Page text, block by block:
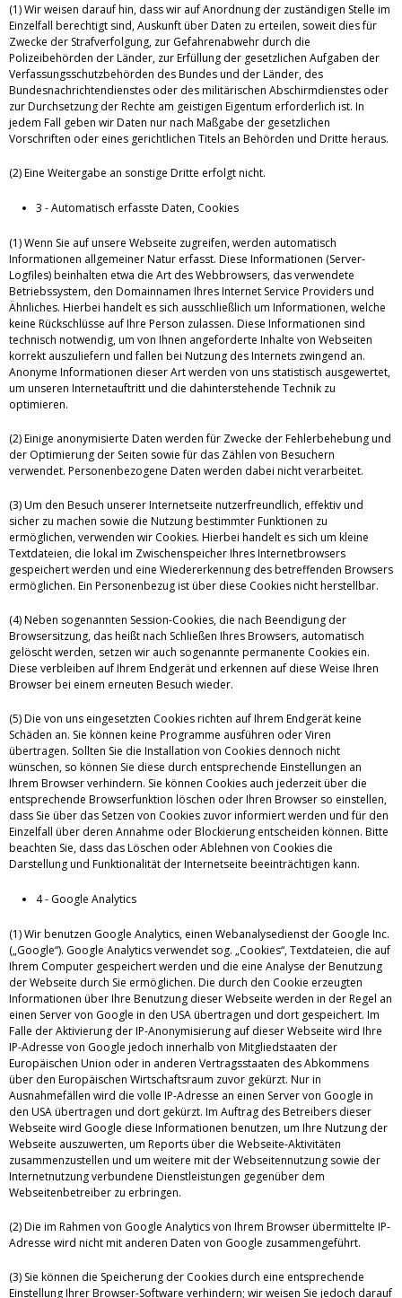
(1) Wir weisen darauf hin, dass wir auf Anordnung der zuständigen Stelle im
Einzelfall berechtigt sind, Auskunft über Daten zu erteilen, soweit dies für
Zwecke der Strafverfolgung, zur Gefahrenabwehr durch die
Polizeibehörden der Länder, zur Erfüllung der gesetzlichen Aufgaben der
Verfassungsschutzbehörden des Bundes und der Länder, des
Bundesnachrichtendienstes oder des militärischen Abschirmdienstes oder
zur Durchsetzung der Rechte am geistigen Eigentum erforderlich ist. In
jedem Fall geben wir Daten nur nach Maßgabe der gesetzlichen
Vorschriften oder eines gerichtlichen Titels an Behörden und Dritte heraus.
(2) Eine Weitergabe an sonstige Dritte erfolgt nicht.
3 - Automatisch erfasste Daten, Cookies
(1) Wenn Sie auf unsere Webseite zugreifen, werden automatisch
Informationen allgemeiner Natur erfasst. Diese Informationen (Server-
Logfiles) beinhalten etwa die Art des Webbrowsers, das verwendete
Betriebssystem, den Domainnamen Ihres Internet Service Providers und
Ähnliches. Hierbei handelt es sich ausschließlich um Informationen, welche
keine Rückschlüsse auf Ihre Person zulassen. Diese Informationen sind
technisch notwendig, um von Ihnen angeforderte Inhalte von Webseiten
korrekt auszuliefern und fallen bei Nutzung des Internets zwingend an.
Anonyme Informationen dieser Art werden von uns statistisch ausgewertet,
um unseren Internetauftritt und die dahinterstehende Technik zu
optimieren.
(2) Einige anonymisierte Daten werden für Zwecke der Fehlerbehebung und
der Optimierung der Seiten sowie für das Zählen von Besuchern
verwendet. Personenbezogene Daten werden dabei nicht verarbeitet.
(3) Um den Besuch unserer Internetseite nutzerfreundlich, effektiv und
sicher zu machen sowie die Nutzung bestimmter Funktionen zu
ermöglichen, verwenden wir Cookies. Hierbei handelt es sich um kleine
Textdateien, die lokal im Zwischenspeicher Ihres Internetbrowsers
gespeichert werden und eine Wiedererkennung des betreffenden Browsers
ermöglichen. Ein Personenbezug ist über diese Cookies nicht herstellbar.
(4) Neben sogenannten Session-Cookies, die nach Beendigung der
Browsersitzung, das heißt nach Schließen Ihres Browsers, automatisch
gelöscht werden, setzen wir auch sogenannte permanente Cookies ein.
Diese verbleiben auf Ihrem Endgerät und erkennen auf diese Weise Ihren
Browser bei einem erneuten Besuch wieder.
(5) Die von uns eingesetzten Cookies richten auf Ihrem Endgerät keine
Schäden an. Sie können keine Programme ausführen oder Viren
übertragen. Sollten Sie die Installation von Cookies dennoch nicht
wünschen, so können Sie diese durch entsprechende Einstellungen an
Ihrem Browser verhindern. Sie können Cookies auch jederzeit über die
entsprechende Browserfunktion löschen oder Ihren Browser so einstellen,
dass Sie über das Setzen von Cookies zuvor informiert werden und für den
Einzelfall über deren Annahme oder Blockierung entscheiden können. Bitte
beachten Sie, dass das Löschen oder Ablehnen von Cookies die
Darstellung und Funktionalität der Internetseite beeinträchtigen kann.
4 - Google Analytics
(1) Wir benutzen Google Analytics, einen Webanalysedienst der Google Inc.
(„Google“). Google Analytics verwendet sog. „Cookies“, Textdateien, die auf
Ihrem Computer gespeichert werden und die eine Analyse der Benutzung
der Webseite durch Sie ermöglichen. Die durch den Cookie erzeugten
Informationen über Ihre Benutzung dieser Webseite werden in der Regel an
einen Server von Google in den USA übertragen und dort gespeichert. Im
Falle der Aktivierung der IP-Anonymisierung auf dieser Webseite wird Ihre
IP-Adresse von Google jedoch innerhalb von Mitgliedstaaten der
Europäischen Union oder in anderen Vertragsstaaten des Abkommens
über den Europäischen Wirtschaftsraum zuvor gekürzt. Nur in
Ausnahmefällen wird die volle IP-Adresse an einen Server von Google in
den USA übertragen und dort gekürzt. Im Auftrag des Betreibers dieser
Webseite wird Google diese Informationen benutzen, um Ihre Nutzung der
Webseite auszuwerten, um Reports über die Webseite-Aktivitäten
zusammenzustellen und um weitere mit der Webseitennutzung sowie der
Internetnutzung verbundene Dienstleistungen gegenüber dem
Webseitenbetreiber zu erbringen.
(2) Die im Rahmen von Google Analytics von Ihrem Browser übermittelte IP-
Adresse wird nicht mit anderen Daten von Google zusammengeführt.
(3) Sie können die Speicherung der Cookies durch eine entsprechende
Einstellung Ihrer Browser-Software verhindern; wir weisen Sie jedoch darauf